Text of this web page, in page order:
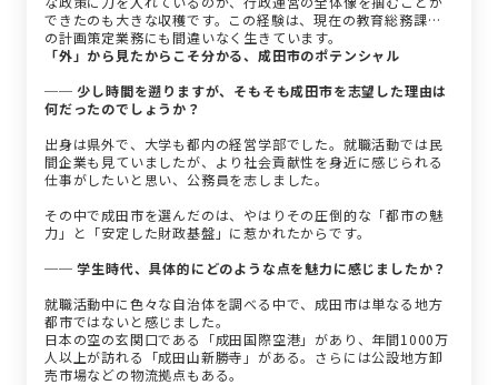
できたのも大きな収穫です。この経験は、現在の教育総務課で
の計画策定業務にも間違いなく生きています。
「外」から見たからこそ分かる、成田市のポテンシャル
── 少し時間を遡りますが、そもそも成田市を志望した理由は
何だったのでしょうか？
出身は県外で、大学も都内の経営学部でした。就職活動では民
間企業も見ていましたが、より社会貢献性を身近に感じられる
仕事がしたいと思い、公務員を志しました。
その中で成田市を選んだのは、やはりその圧倒的な「都市の魅
力」と「安定した財政基盤」に惹かれたからです。
── 学生時代、具体的にどのような点を魅力に感じましたか？
就職活動中に色々な自治体を調べる中で、成田市は単なる地方
都市ではないと感じました。
日本の空の玄関口である「成田国際空港」があり、年間1000万
人以上が訪れる「成田山新勝寺」がある。さらには公設地方卸
売市場などの物流拠点もある。